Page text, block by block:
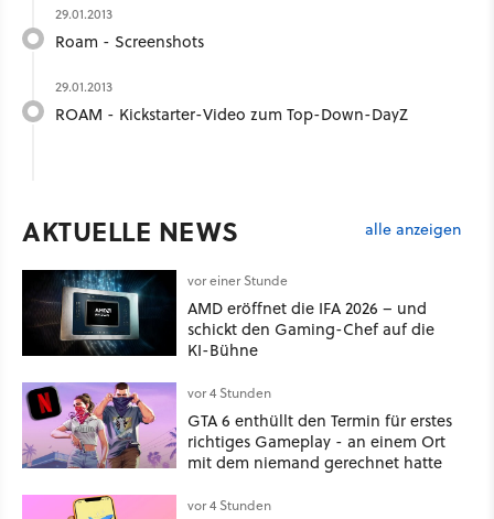
29.01.2013
Roam - Screenshots
29.01.2013
ROAM - Kickstarter-Video zum Top-Down-DayZ
AKTUELLE NEWS alle anzeigen
vor einer Stunde
AMD eröffnet die IFA 2026 – und
schickt den Gaming-Chef auf die
KI-Bühne
vor 4 Stunden
GTA 6 enthüllt den Termin für erstes
richtiges Gameplay - an einem Ort
mit dem niemand gerechnet hatte
vor 4 Stunden